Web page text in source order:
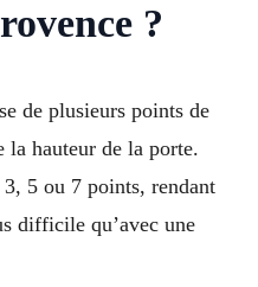
?
de plusieurs points de
la hauteur de la porte.
5 ou 7 points, rendant
difficile qu’avec une